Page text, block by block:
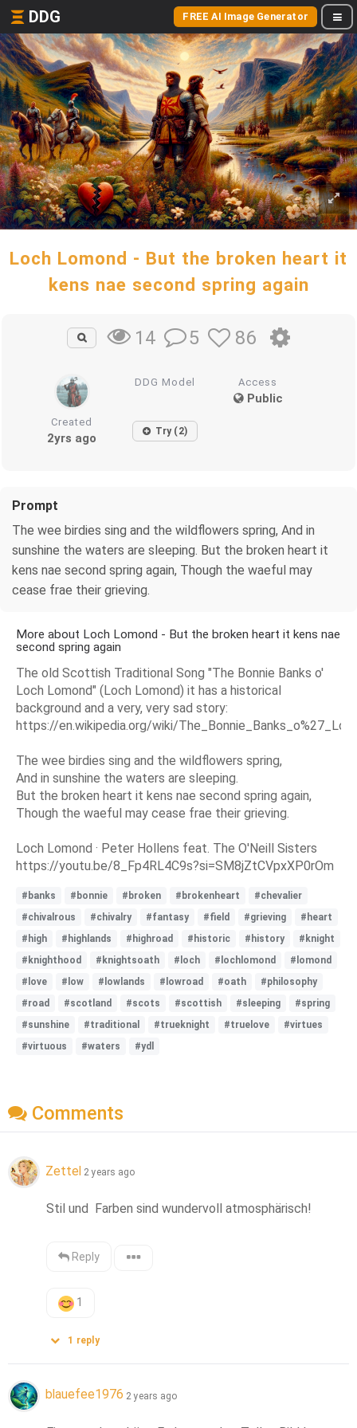
DDG FREE AI Image Generator
Loch Lomond - But the broken heart it
kens nae second spring again
14 5 86
DDG Model Access
Public
Created
2yrs ago Try (2)
Prompt
The wee birdies sing and the wildflowers spring, And in
sunshine the waters are sleeping. But the broken heart it
kens nae second spring again, Though the waeful may
cease frae their grieving.
More about Loch Lomond - But the broken heart it kens nae
second spring again
The old Scottish Traditional Song "The Bonnie Banks o'
Loch Lomond" (Loch Lomond) it has a historical
background and a very, very sad story:
https://en.wikipedia.org/wiki/
The wee birdies sing and the wildflowers spring,
And in sunshine the waters are sleeping.
But the broken heart it kens nae second spring again,
Though the waeful may cease frae their grieving.
Loch Lomond · Peter Hollens feat. The O'Neill Sisters
https://youtu.be/8_Fp4RL4C9s?si=SM8jZtCVpxXP0rOm
#banks #bonnie #broken #brokenheart
#chevalier
#chivalrous
#chivalry #fantasy #field #grieving
#heart
#high
#highlands #highroad #historic #history
#knight
#knighthood
#knightsoath #loch #lochlomond
#lomond
#love
#low #lowlands #lowroad #oath
#philosophy
#road
#scotland #scots #scottish #sleeping
#spring
#sunshine
#traditional #trueknight #truelove
#virtues
#virtuous
#waters #ydl
Comments
Zettel 2 years ago
Stil und  Farben sind wundervoll atmosphärisch!
Reply
1
1 reply
blauefee1976 2 years ago